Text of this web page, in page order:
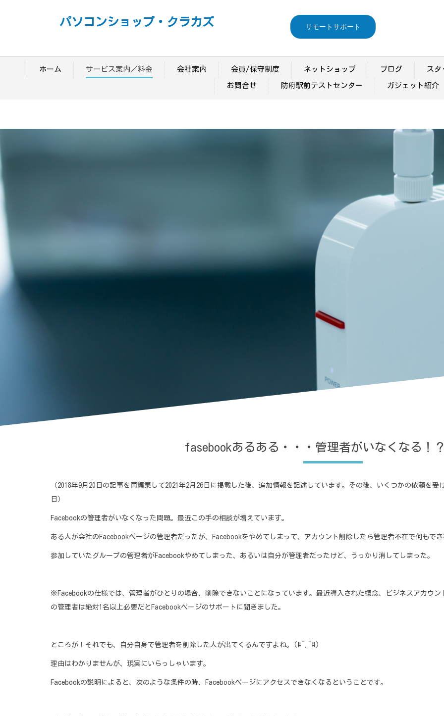
パソコンショップ・クラカズ リモートサポート
ホーム サービス案内／料金 会社案内 会員/保守制度 ネットショップ ブログ スタ
お問合せ 防府駅前テストセンター ガジェット紹介
fasebookあるある・・・管理者がいなくなる！
（2018年9月20日の記事を再編集して2021年2月26日に掲載した後、追加情報を記述しています。その後、いくつかの依頼を
日）
Facebookの管理者がいなくなった問題。最近この手の相談が増えています。
ある人が会社のFacebookページの管理者だったが、Facebookをやめてしまって、アカウント削除したら管理者不在で何もでき
参加していたグループの管理者がFacebookやめてしまった、あるいは自分が管理者だったけど、うっかり消してしまった。
※Facebookの仕様では、管理者がひとりの場合、削除できないことになっています。最近導入された概念、ビジネスアカウ
の管理者は絶対1名以上必要だとFacebookページのサポートに聞きました。
ところが！それでも、自分自身で管理者を削除した人が出てくるんですよね。(#^.^#)
理由はわかりませんが、現実にいらっしゃいます。
Facebookの説明によると、次のような条件の時、Facebookページにアクセスできなくなるということです。